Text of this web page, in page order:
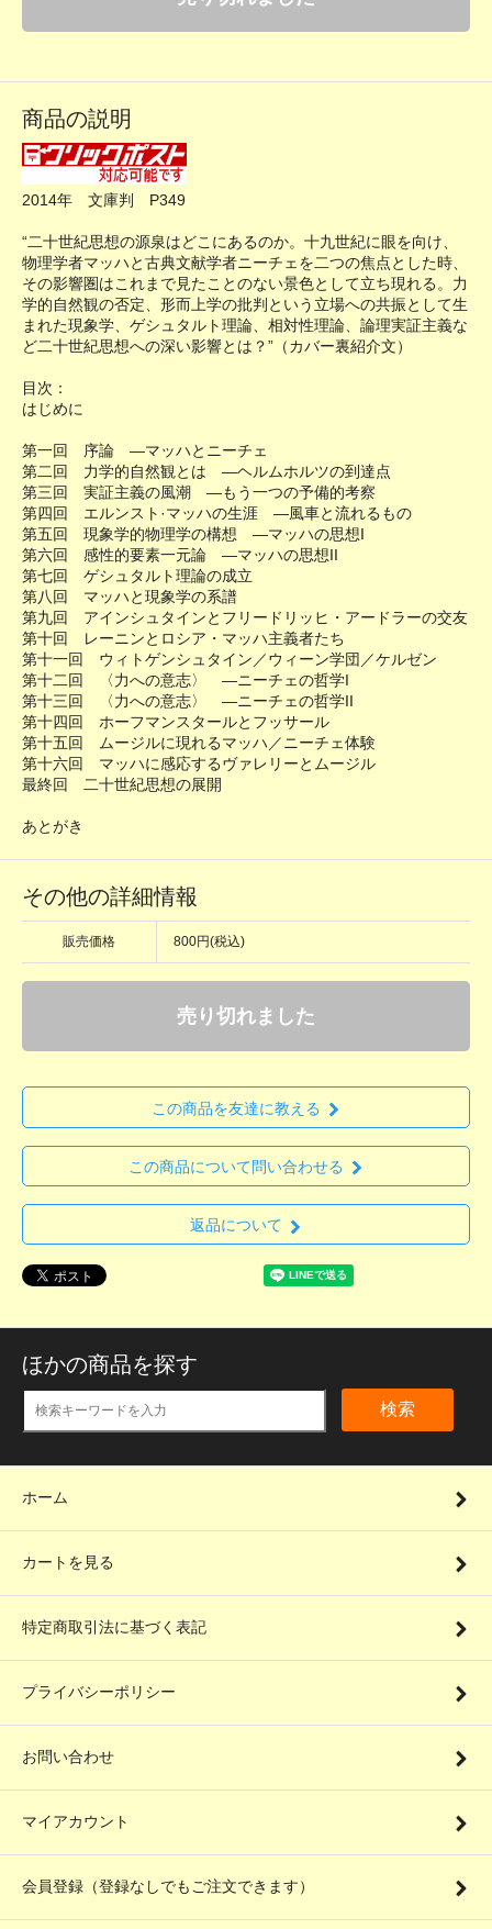
商品の説明
2014年 文庫判 P349
“二十世紀思想の源泉はどこにあるのか。十九世紀に眼を向け、
物理学者マッハと古典文献学者ニーチェを二つの焦点とした時、
その影響圏はこれまで見たことのない景色として立ち現れる。力
学的自然観の否定、形而上学の批判という立場への共振として生
まれた現象学、ゲシュタルト理論、相対性理論、論理実証主義な
ど二十世紀思想への深い影響とは？”（カバー裏紹介文）
目次：
はじめに
第一回 序論 ―マッハとニーチェ
第二回 力学的自然観とは ―ヘルムホルツの到達点
第三回 実証主義の風潮 ―もう一つの予備的考察
第四回 エルンスト·マッハの生涯 ―風車と流れるもの
第五回 現象学的物理学の構想 ―マッハの思想I
第六回 感性的要素一元論 ―マッハの思想II
第七回 ゲシュタルト理論の成立
第八回 マッハと現象学の系譜
第九回 アインシュタインとフリードリッヒ・アードラーの交友
第十回 レーニンとロシア・マッハ主義者たち
第十一回 ウィトゲンシュタイン／ウィーン学団／ケルゼン
第十二回 〈力への意志〉 ―ニーチェの哲学I
第十三回 〈力への意志〉 ―ニーチェの哲学II
第十四回 ホーフマンスタールとフッサール
第十五回 ムージルに現れるマッハ／ニーチェ体験
第十六回 マッハに感応するヴァレリーとムージル
最終回 二十世紀思想の展開
あとがき
その他の詳細情報
販売価格 800円(税込)
売り切れました
この商品を友達に教える
この商品について問い合わせる
返品について
ほかの商品を探す
検索
ホーム
カートを見る
特定商取引法に基づく表記
プライバシーポリシー
お問い合わせ
マイアカウント
会員登録（登録なしでもご注文できます）